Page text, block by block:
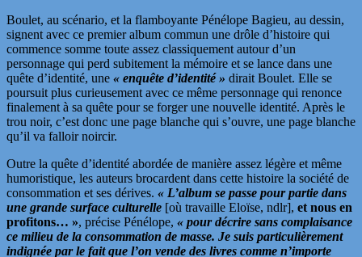
Boulet, au scénario, et la flamboyante Pénélope Bagieu, au dessin,
signent avec ce premier album commun une drôle d’histoire qui
commence somme toute assez classiquement autour d’un
personnage qui perd subitement la mémoire et se lance dans une
quête d’identité, une « enquête d’identité » dirait Boulet. Elle se
poursuit plus curieusement avec ce même personnage qui renonce
finalement à sa quête pour se forger une nouvelle identité. Après le
trou noir, c’est donc une page blanche qui s’ouvre, une page blanche
qu’il va falloir noircir.
Outre la quête d’identité abordée de manière assez légère et même
humoristique, les auteurs brocardent dans cette histoire la société de
consommation et ses dérives. « L’album se passe pour partie dans
une grande surface culturelle [où travaille Eloïse, ndlr], et nous en
profitons… », précise Pénélope, « pour décrire sans complaisance
ce milieu de la consommation de masse. Je suis particulièrement
indignée par le fait que l’on vende des livres comme n’importe